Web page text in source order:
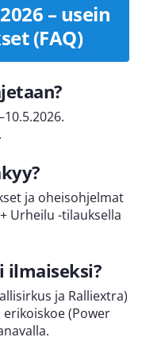
– usein
(FAQ)
ja oheisohjelmat
Urheilu -tilauksella
ilmaiseksi?
ja Ralliextra)
(Power